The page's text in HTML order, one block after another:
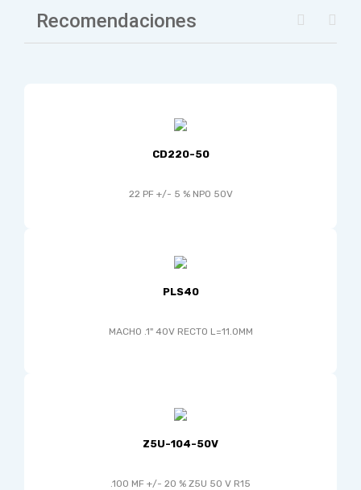
Recomendaciones
CD220-50
22 PF +/- 5 % NPO 50V
PLS40
MACHO .1" 40V RECTO L=11.0MM
Z5U-104-50V
.100 MF +/- 20 % Z5U 50 V R15